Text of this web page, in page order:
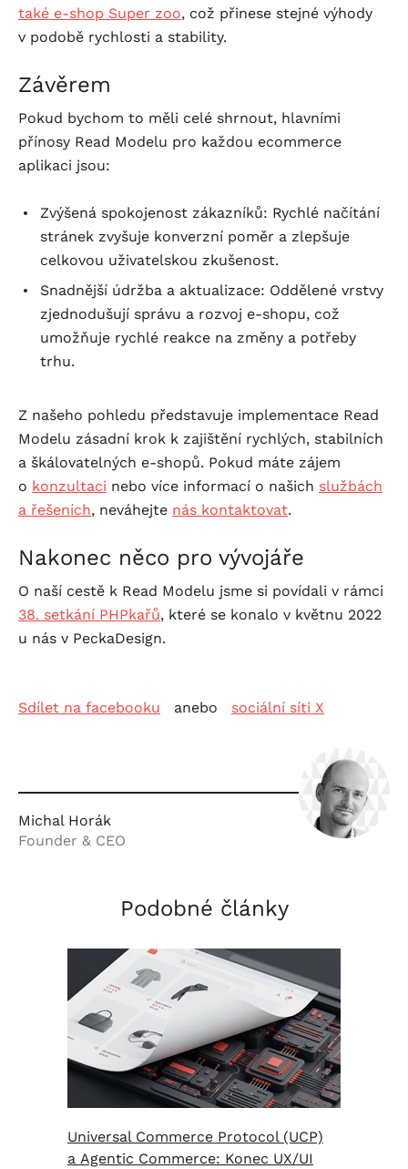
také e-shop Super zoo, což přinese stejné výhody
v podobě rychlosti a stability.
Závěrem
Pokud bychom to měli celé shrnout, hlavními
přínosy Read Modelu pro každou ecommerce
aplikaci jsou:
Zvýšená spokojenost zákazníků: Rychlé načítání
stránek zvyšuje konverzní poměr a zlepšuje
celkovou uživatelskou zkušenost.
Snadnější údržba a aktualizace: Oddělené vrstvy
zjednodušují správu a rozvoj e-shopu, což
umožňuje rychlé reakce na změny a potřeby
trhu.
Z našeho pohledu představuje implementace Read
Modelu zásadní krok k zajištění rychlých, stabilních
a škálovatelných e-shopů. Pokud máte zájem
o konzultaci nebo více informací o našich službách
a řešeních, neváhejte nás kontaktovat.
Nakonec něco pro vývojáře
O naší cestě k Read Modelu jsme si povídali v rámci
38. setkání PHPkařů, které se konalo v květnu 2022
u nás v PeckaDesign.
Sdílet na facebooku anebo sociální síti X
Michal Horák
Founder & CEO
Podobné články
Universal Commerce Protocol (UCP)
a Agentic Commerce: Konec UX/UI